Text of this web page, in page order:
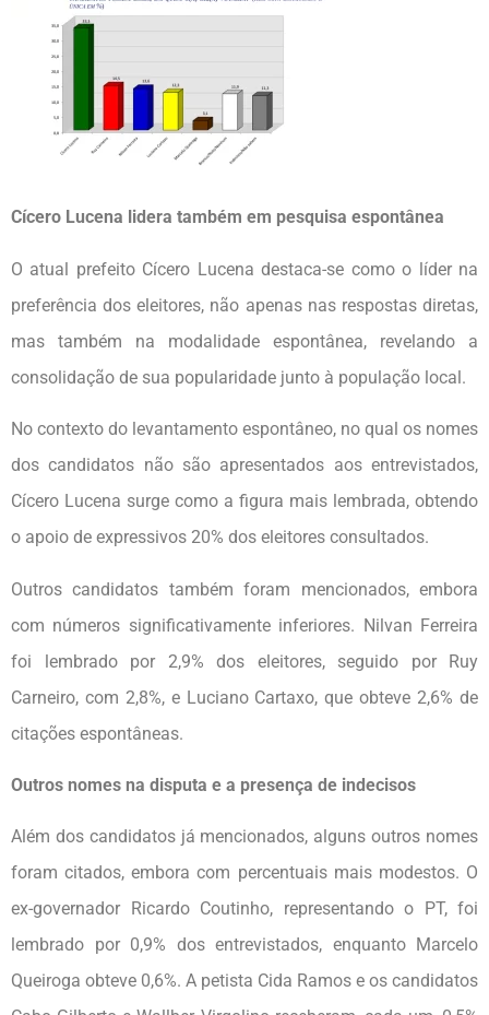
Cícero Lucena lidera também em pesquisa espontânea
O atual prefeito Cícero Lucena destaca-se como o líder na
preferência dos eleitores, não apenas nas respostas diretas,
mas também na modalidade espontânea, revelando a
consolidação de sua popularidade junto à população local.
No contexto do levantamento espontâneo, no qual os nomes
dos candidatos não são apresentados aos entrevistados,
Cícero Lucena surge como a figura mais lembrada, obtendo
o apoio de expressivos 20% dos eleitores consultados.
Outros candidatos também foram mencionados, embora
com números significativamente inferiores. Nilvan Ferreira
foi lembrado por 2,9% dos eleitores, seguido por Ruy
Carneiro, com 2,8%, e Luciano Cartaxo, que obteve 2,6% de
citações espontâneas.
Outros nomes na disputa e a presença de indecisos
Além dos candidatos já mencionados, alguns outros nomes
foram citados, embora com percentuais mais modestos. O
ex-governador Ricardo Coutinho, representando o PT, foi
lembrado por 0,9% dos entrevistados, enquanto Marcelo
Queiroga obteve 0,6%. A petista Cida Ramos e os candidatos